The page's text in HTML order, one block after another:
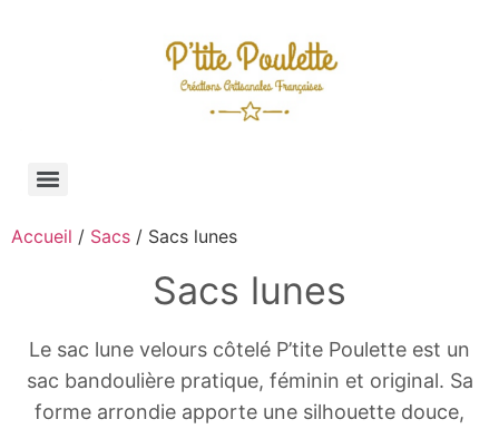
Accueil / Sacs / Sacs lunes
Sacs lunes
Le sac lune velours côtelé P’tite Poulette est un
sac bandoulière pratique, féminin et original. Sa
forme arrondie apporte une silhouette douce,